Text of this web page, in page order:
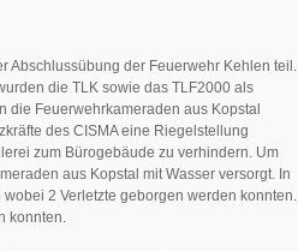
Abschlussübung der Feuerwehr Kehlen teil.
die TLK sowie das TLF2000 als
die Feuerwehrkameraden aus Kopstal
des CISMA eine Riegelstellung
zum Bürogebäude zu verhindern. Um
aus Kopstal mit Wasser versorgt. In
2 Verletzte geborgen werden konnten.
konnten.